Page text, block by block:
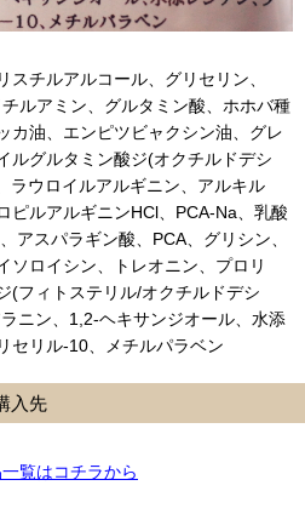
チルアルコール、グリセリン、
ルアミン、グルタミン酸、ホホバ種
カ油、エンピツビャクシン油、グレ
ルグルタミン酸ジ(オクチルドデシ
ラウロイルアルギニン、アルキル
ピルアルギニンHCl、PCA-Na、乳酸
アスパラギン酸、PCA、グリシン、
ソロイシン、トレオニン、プロリ
(フィトステリル/オクチルドデシ
ニン、1,2-ヘキサンジオール、水添
セリル-10、メチルパラベン
入先
覧はコチラから